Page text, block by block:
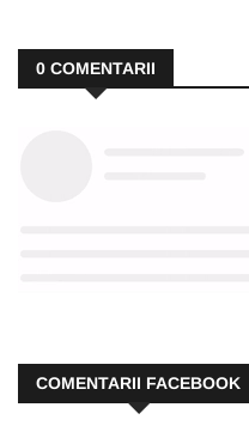
0 COMENTARII
COMENTARII FACEBOOK